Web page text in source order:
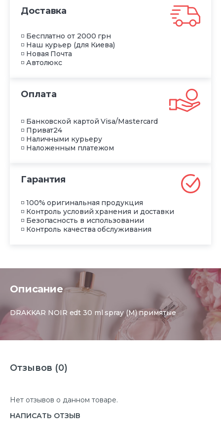
Доставка
◽ Бесплатно от 2000 грн
◽ Наш курьер (для Киева)
◽ Новая Почта
◽ Автолюкс
Оплата
◽ Банковской картой Visa/Mastercard
◽ Приват24
◽ Наличными курьеру
◽ Наложенным платежом
Гарантия
◽ 100% оригинальная продукция
◽ Контроль условий хранения и доставки
◽ Безопасность в использовании
◽ Контроль качества обслуживания
Описание
DRAKKAR NOIR edt 30 ml spray (M) примятые
Отзывов (0)
Нет отзывов о данном товаре.
НАПИСАТЬ ОТЗЫВ